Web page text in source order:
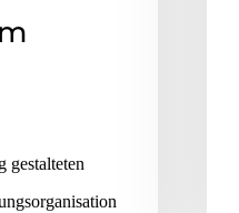
gestalteten